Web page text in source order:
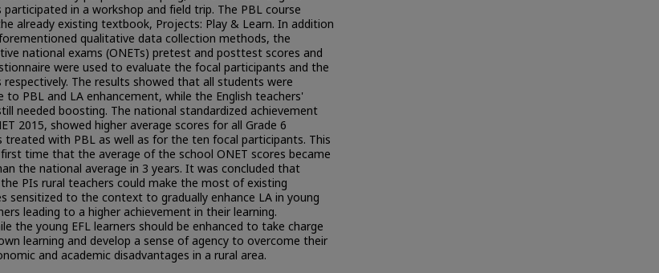
participated in a workshop and field trip. The PBL course
already existing textbook, Projects: Play & Learn. In addition
qualitative data collection methods, the
national exams (ONETs) pretest and posttest scores and
were used to evaluate the focal participants and the
respectively. The results showed that all students were
to PBL and LA enhancement, while the English teachers'
needed boosting. The national standardized achievement
2015, showed higher average scores for all Grade 6
treated with PBL as well as for the ten focal participants. This
time that the average of the school ONET scores became
the national average in 3 years. It was concluded that
PIs rural teachers could make the most of existing
sensitized to the context to gradually enhance LA in young
leading to a higher achievement in their learning.
the young EFL learners should be enhanced to take charge
learning and develop a sense of agency to overcome their
and academic disadvantages in a rural area.